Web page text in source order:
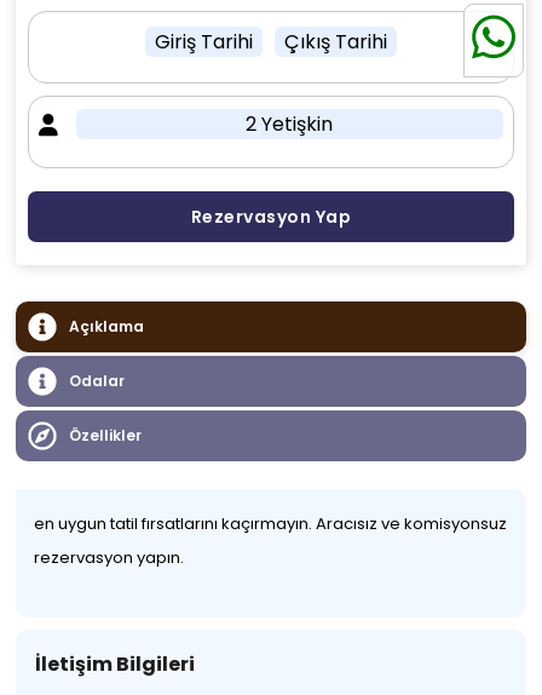
Giriş Tarihi Çıkış Tarihi
2 Yetişkin
Rezervasyon Yap
Açıklama
Odalar
Özellikler
en uygun tatil fırsatlarını kaçırmayın. Aracısız ve komisyonsuz
rezervasyon yapın.
İletişim Bilgileri